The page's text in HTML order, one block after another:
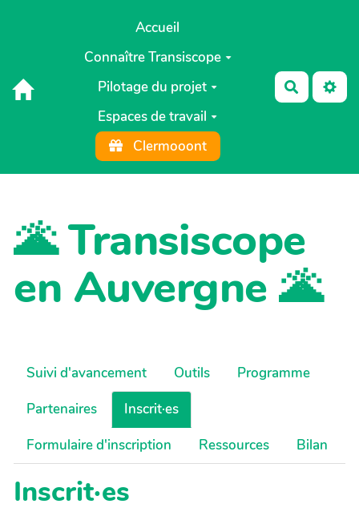
Aller au contenu principal
Accueil
Connaître Transiscope
Pilotage du projet
Espaces de travail
Clermooont
🌋 Transiscope
en Auvergne 🌋
Suivi d'avancement Outils
Programme
Partenaires
Inscrit·es
Formulaire d'inscription
Ressources Bilan
Inscrit·es